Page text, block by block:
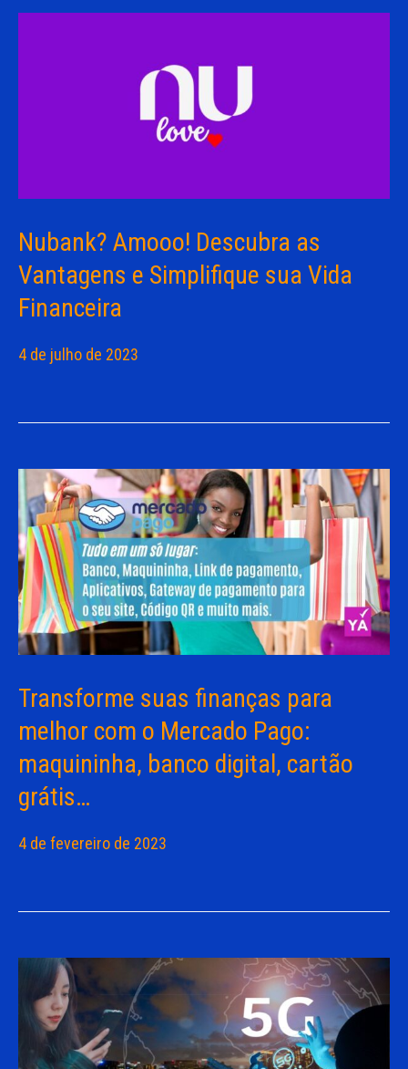
Nubank? Amooo! Descubra as
Vantagens e Simplifique sua Vida
Financeira
4 de julho de 2023
Transforme suas finanças para
melhor com o Mercado Pago:
maquininha, banco digital, cartão
grátis…
4 de fevereiro de 2023